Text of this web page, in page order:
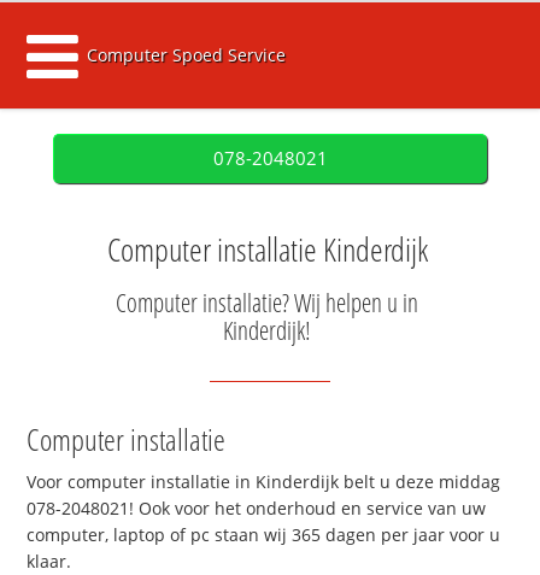
Computer Spoed Service
078-2048021
Computer installatie Kinderdijk
Computer installatie? Wij helpen u in
Kinderdijk!
Computer installatie
Voor computer installatie in Kinderdijk belt u deze middag
078-2048021! Ook voor het onderhoud en service van uw
computer, laptop of pc staan wij 365 dagen per jaar voor u
klaar.